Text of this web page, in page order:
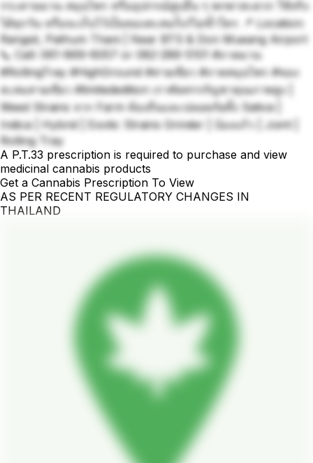
กระดาษมวน สมุนไพร หรืออุปกรณ์สูบอื่น ๆ พกพาสะดวก ใช้จริง
ได้ทุกวัน หรือจะเก็บไว้เป็นของสะสมก็เก๋ไม่ซ้ำใคร 📍 Location:
Rangsit, Pathum Thani | Near BTS & Don Mueang Airport
📞 Call: 061-869-6057 or 082-286-5101 #ถาดมวน
#RollingTray #HighGround #สายเขียว #ถาดสมุนไพร #ของ
สะสมสายเขียว #limitededition เราคัดสรรกัญชาคุณภาพสูง |
Weed Strains จาก Farm ท้องถิ่นและปลอดภัยทั้ง Sativa |
Indica | Hybrid | Exotic Strains Grinder | บ้องแก้ว | Joint |
Rolling Tray
A P.T.33 prescription is required to purchase and view
medicinal cannabis products
Get a Cannabis Prescription To View
AS PER RECENT REGULATORY CHANGES IN
THAILAND